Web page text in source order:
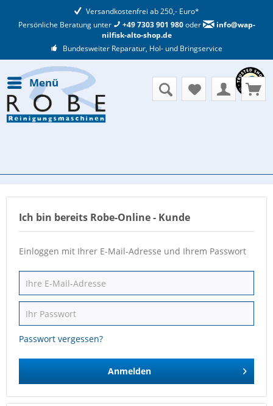
Versandkostenfrei ab 250,- Euro*
Persönliche Beratung unter
+49 7303 901 980oder
info@wap-
nilfisk-alto-shop.de
Bundesweiter Reparatur, Hol- und Bringservice
Menü
Ich bin bereits Robe-Online - Kunde
Einloggen mit Ihrer E-Mail-Adresse und Ihrem Passwort
Passwort vergessen?
Anmelden